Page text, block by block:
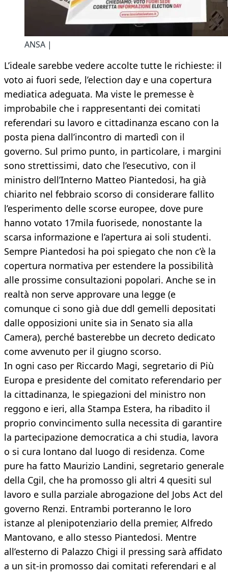
ANSA |
L’ideale sarebbe vedere accolte tutte le richieste: il
voto ai fuori sede, l’election day e una copertura
mediatica adeguata. Ma viste le premesse è
improbabile che i rappresentanti dei comitati
referendari su lavoro e cittadinanza escano con la
posta piena dall’incontro di martedì con il
governo. Sul primo punto, in particolare, i margini
sono strettissimi, dato che l’esecutivo, con il
ministro dell’Interno Matteo Piantedosi, ha già
chiarito nel febbraio scorso di considerare fallito
l’esperimento delle scorse europee, dove pure
hanno votato 17mila fuorisede, nonostante la
scarsa informazione e l’apertura ai soli studenti.
Sempre Piantedosi ha poi spiegato che non c’è la
copertura normativa per estendere la possibilità
alle prossime consultazioni popolari. Anche se in
realtà non serve approvare una legge (e
comunque ci sono già due ddl gemelli depositati
dalle opposizioni unite sia in Senato sia alla
Camera), perché basterebbe un decreto dedicato
come avvenuto per il giugno scorso.
In ogni caso per Riccardo Magi, segretario di Più
Europa e presidente del comitato referendario per
la cittadinanza, le spiegazioni del ministro non
reggono e ieri, alla Stampa Estera, ha ribadito il
proprio convincimento sulla necessita di garantire
la partecipazione democratica a chi studia, lavora
o si cura lontano dal luogo di residenza. Come
pure ha fatto Maurizio Landini, segretario generale
della Cgil, che ha promosso gli altri 4 quesiti sul
lavoro e sulla parziale abrogazione del Jobs Act del
governo Renzi. Entrambi porteranno le loro
istanze al plenipotenziario della premier, Alfredo
Mantovano, e allo stesso Piantedosi. Mentre
all’esterno di Palazzo Chigi il pressing sarà affidato
a un sit-in promosso dai comitati referendari e al